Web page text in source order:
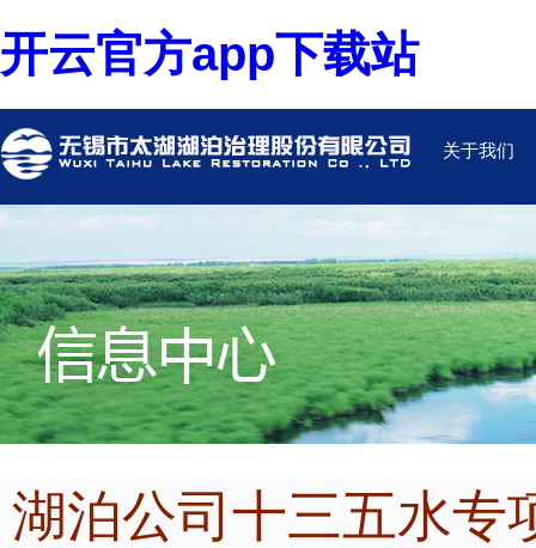
开云官方app下载站
关于我们
湖泊公司十三五水专